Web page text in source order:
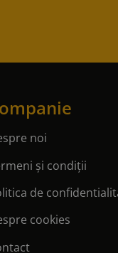
noi
și condiții
de
cookies